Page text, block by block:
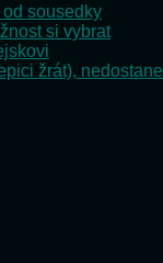
sousedky
si vybrat
žrát),